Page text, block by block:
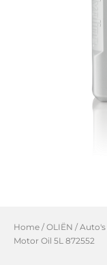
Home /OLIËN /Auto's
Motor Oil 5L 872552